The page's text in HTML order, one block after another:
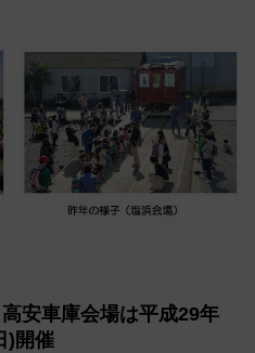
安車庫会場は平成29年
)開催